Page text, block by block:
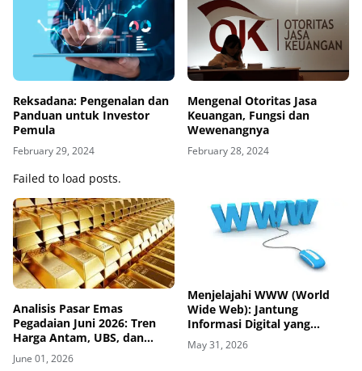
Reksadana: Pengenalan dan
Panduan untuk Investor
Pemula
February 29, 2024
Mengenal Otoritas Jasa
Keuangan, Fungsi dan
Wewenangnya
February 28, 2024
Failed to load posts.
Analisis Pasar Emas
Pegadaian Juni 2026: Tren
Harga Antam, UBS, dan
Galeri24 yang Kompak Stabil
June 01, 2026
Menjelajahi WWW (World
Wide Web): Jantung
Informasi Digital yang
Mengubah Peradaban
Manusia
May 31, 2026